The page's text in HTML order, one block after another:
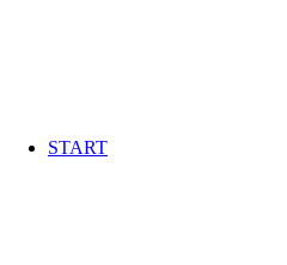
START